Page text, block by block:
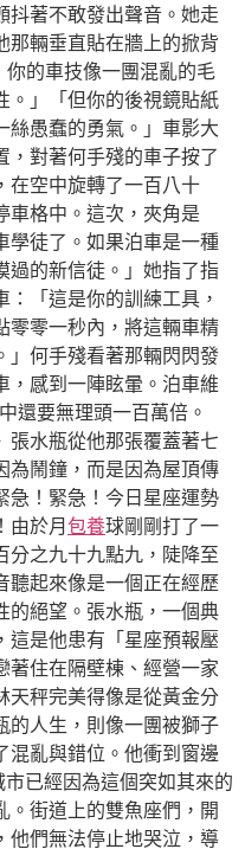
抖著不敢發出聲音。她走
那輛垂直貼在牆上的掀背
你的車技像一團混亂的毛
。」「但你的後視鏡貼紙
愚蠢的勇氣。」車影大
，對著何手殘的車子按了
在空中旋轉了一百八十
車格中。這次，夾角是
徒了。如果泊車是一種
過的新信徒。」她指了指
「這是你的訓練工具，
零零一秒內，將這輛車精
」何手殘看著那輛閃閃發
，感到一陣眩暈。泊車維
還要無理頭一百萬倍。
張水瓶從他那張覆蓋著七
為鬧鐘，而是因為屋頂傳
急！緊急！今日星座運勢
由於月包養球剛剛打了一
分之九十九點九，陡降至
聽起來像是一個正在經歷
的絕望。張水瓶，一個典
這是他患有「星座預報壓
著住在隔壁棟、經營一家
天秤完美得像是從黃金分
的人生，則像一團被獅子
混亂與錯位。他衝到窗邊
市已經因為這個突如其來的
。街道上的雙魚座們，開
他們無法停止地哭泣，導